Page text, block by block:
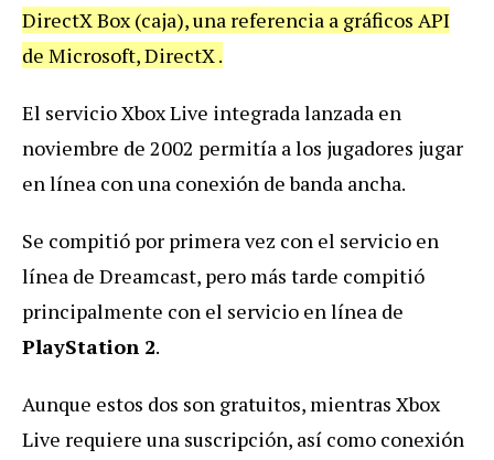
DirectX Box (caja), una referencia a gráficos API
de Microsoft, DirectX .
El servicio Xbox Live integrada lanzada en
noviembre de 2002 permitía a los jugadores jugar
en línea con una conexión de banda ancha.
Se compitió por primera vez con el servicio en
línea de Dreamcast, pero más tarde compitió
principalmente con el servicio en línea de
PlayStation 2.
Aunque estos dos son gratuitos, mientras Xbox
Live requiere una suscripción, así como conexión